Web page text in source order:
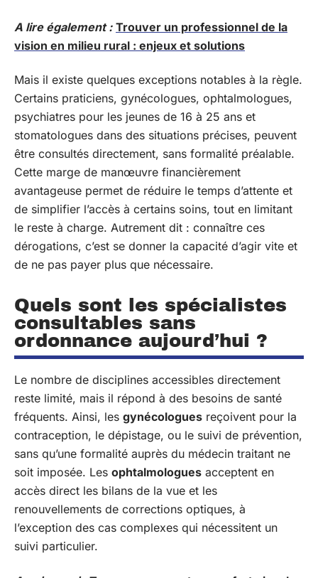
A lire également : Trouver un professionnel de la
vision en milieu rural : enjeux et solutions
Mais il existe quelques exceptions notables à la règle.
Certains praticiens, gynécologues, ophtalmologues,
psychiatres pour les jeunes de 16 à 25 ans et
stomatologues dans des situations précises, peuvent
être consultés directement, sans formalité préalable.
Cette marge de manœuvre financièrement
avantageuse permet de réduire le temps d’attente et
de simplifier l’accès à certains soins, tout en limitant
le reste à charge. Autrement dit : connaître ces
dérogations, c’est se donner la capacité d’agir vite et
de ne pas payer plus que nécessaire.
Quels sont les spécialistes
consultables sans
ordonnance aujourd’hui ?
Le nombre de disciplines accessibles directement
reste limité, mais il répond à des besoins de santé
fréquents. Ainsi, les gynécologues reçoivent pour la
contraception, le dépistage, ou le suivi de prévention,
sans qu’une formalité auprès du médecin traitant ne
soit imposée. Les ophtalmologues acceptent en
accès direct les bilans de la vue et les
renouvellements de corrections optiques, à
l’exception des cas complexes qui nécessitent un
suivi particulier.